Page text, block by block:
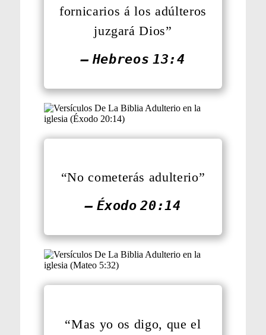
fornicarios á los adúlteros
juzgará Dios”
— Hebreos 13:4
“No cometerás adulterio”
— Éxodo 20:14
“Mas yo os digo, que el